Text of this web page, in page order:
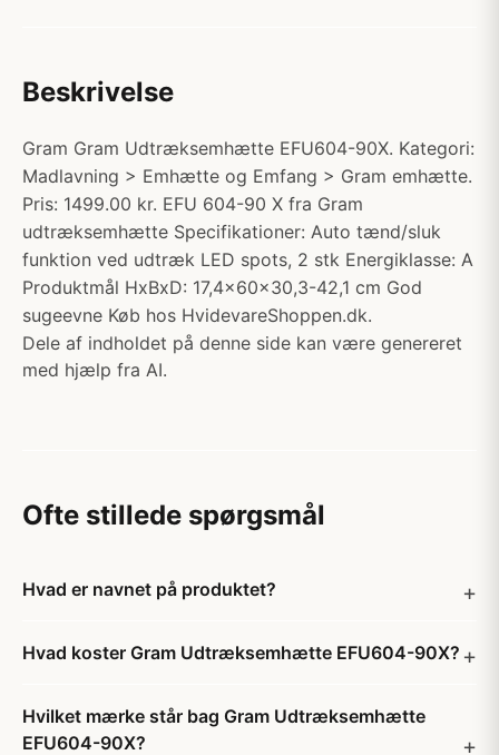
Beskrivelse
Gram Gram Udtræksemhætte EFU604-90X. Kategori:
Madlavning > Emhætte og Emfang > Gram emhætte.
Pris: 1499.00 kr. EFU 604-90 X fra Gram
udtræksemhætte Specifikationer: Auto tænd/sluk
funktion ved udtræk LED spots, 2 stk Energiklasse: A
Produktmål HxBxD: 17,4x60x30,3-42,1 cm God
sugeevne Køb hos HvidevareShoppen.dk.
Dele af indholdet på denne side kan være genereret
med hjælp fra AI.
Ofte stillede spørgsmål
Hvad er navnet på produktet?
Hvad koster Gram Udtræksemhætte EFU604-90X?
Hvilket mærke står bag Gram Udtræksemhætte
EFU604-90X?